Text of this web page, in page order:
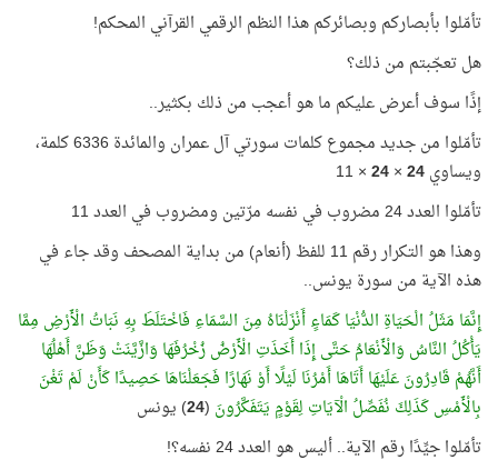
تأمّلوا بأبصاركم وبصائركم هذا النظم الرقمي القرآني المحكم!
هل تعجّبتم من ذلك؟
إذًا سوف أعرض عليكم ما هو أعجب من ذلك بكثير..
تأمّلوا من جديد مجموع كلمات سورتي آل عمران والمائدة 6336 كلمة،
ويساوي24
×
24
× 11
تأمّلوا العدد 24 مضروب في نفسه مرّتين ومضروب في العدد 11
وهذا هو التكرار رقم 11 للفظ (أنعام) من بداية المصحف وقد جاء في
هذه الآية من سورة يونس..
إِنَّمَا مَثَلُ الْحَيَاةِ الدُّنْيَا كَمَاءٍ أَنْزَلْنَاهُ مِنَ السَّمَاءِ فَاخْتَلَطَ بِهِ نَبَاتُ الْأَرْضِ مِمَّا
يَأْكُلُ النَّاسُ وَالْأَنْعَامُ حَتَّى إِذَا أَخَذَتِ الْأَرْضُ زُخْرُفَهَا وَازَّيَّنَتْ وَظَنَّ أَهْلُهَا
أَنَّهُمْ قَادِرُونَ عَلَيْهَا أَتَاهَا أَمْرُنَا لَيْلًا أَوْ نَهَارًا فَجَعَلْنَاهَا حَصِيدًا كَأَنْ لَمْ تَغْنَ
بِالْأَمْسِ كَذَلِكَ نُفَصِّلُ الْآيَاتِ لِقَوْمٍ يَتَفَكَّرُونَ (
24) يونس
تأمّلوا جيِّدًا رقم الآية.. أليس هو العدد 24 نفسه؟!